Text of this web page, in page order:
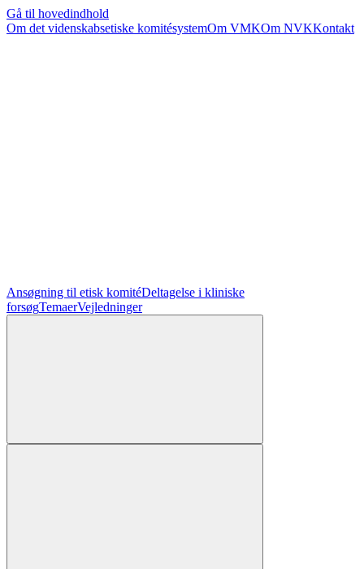
Gå til hovedindhold
Om det videnskabsetiske komitésystemOm VMKOm NVKKontakt
Ansøgning til etisk komitéDeltagelse i kliniske
forsøgTemaerVejledninger